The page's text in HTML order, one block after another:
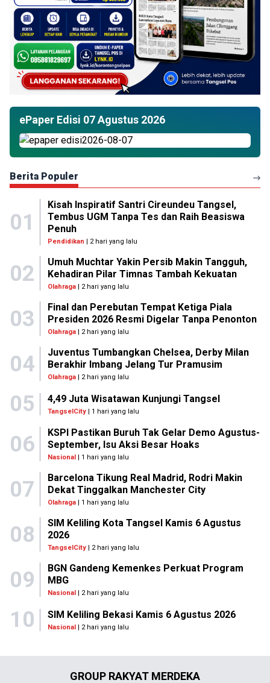
ePaper Edisi 07 Agustus 2026
Berita Populer
01
Kisah Inspiratif Santri Cireundeu Tangsel,
Tembus UGM Tanpa Tes dan Raih Beasiswa
Penuh
Pendidikan | 2 hari yang lalu
02
Umuh Muchtar Yakin Persib Makin Tangguh,
Kehadiran Pilar Timnas Tambah Kekuatan
Olahraga| 2 hari yang lalu
03
Final dan Perebutan Tempat Ketiga Piala
Presiden 2026 Resmi Digelar Tanpa Penonton
Olahraga| 2 hari yang lalu
04
Juventus Tumbangkan Chelsea, Derby Milan
Berakhir Imbang Jelang Tur Pramusim
Olahraga| 2 hari yang lalu
05 4,49 Juta Wisatawan Kunjungi Tangsel
TangselCity | 1 hari yang lalu
06
KSPI Pastikan Buruh Tak Gelar Demo Agustus-
September, Isu Aksi Besar Hoaks
Nasional| 1 hari yang lalu
07
Barcelona Tikung Real Madrid, Rodri Makin
Dekat Tinggalkan Manchester City
Olahraga| 1 hari yang lalu
08
SIM Keliling Kota Tangsel Kamis 6 Agustus
2026
TangselCity| 2 hari yang lalu
09
BGN Gandeng Kemenkes Perkuat Program
MBG
Nasional| 2 hari yang lalu
10 SIM Keliling Bekasi Kamis 6 Agustus 2026
Nasional | 2 hari yang lalu
GROUP RAKYAT MERDEKA